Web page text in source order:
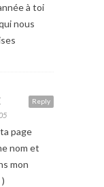
à toi
nous
Reply
ta page
nom et
mon
)